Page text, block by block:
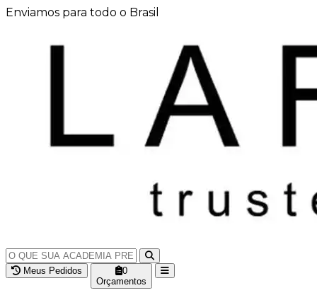
Enviamos para todo o Brasil
Meus Pedidos
0
Orçamentos